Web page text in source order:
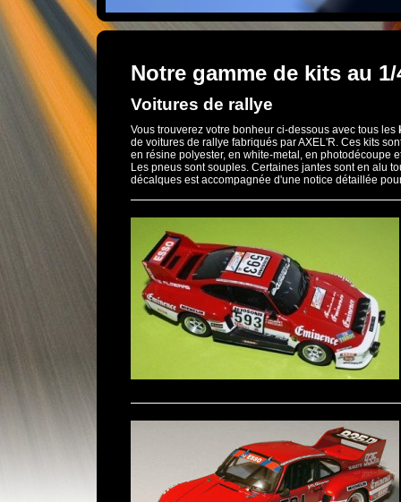
Notre gamme de kits au 1/
Voitures de rallye
Vous trouverez votre bonheur ci-dessous avec tous les
de voitures de rallye fabriqués par AXEL'R. Ces kits
en résine polyester, en white-metal, en photodécoupe
Les pneus sont souples. Certaines jantes sont en alu
décalques est accompagnée d'une notice détaillée